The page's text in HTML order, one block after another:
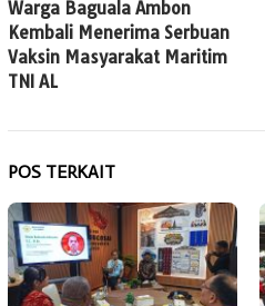
pos
Warga Baguala Ambon
Kembali Menerima Serbuan
Vaksin Masyarakat Maritim
TNI AL
POS TERKAIT